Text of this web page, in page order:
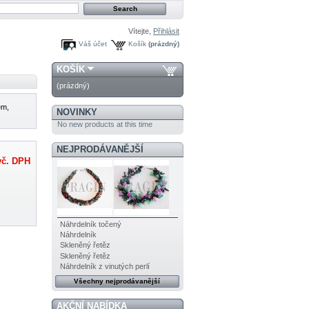
Vítejte, Přihlásit
Košík (prázdný)
Váš účet
DPH
KOŠÍK
(prázdný)
NOVINKY
No new products at this time
NEJPRODÁVANĚJŠÍ
Náhrdelník točený
Náhrdelník
Skleněný řetěz
Skleněný řetěz
Náhrdelník z vinutých perlí
Všechny nejprodávanější
AKČNÍ NABÍDKA